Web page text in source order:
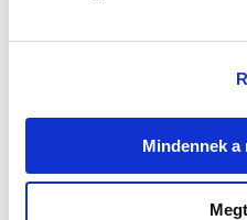
Mindennek a
Válassz egyet, majd kattints a